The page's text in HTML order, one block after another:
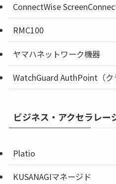
ConnectWise
RMC100
ヤマハネットワーク機器
WatchGuard AuthPoint（ク
ビジネス・アクセラレー
Platio
KUSANAGIマネージド